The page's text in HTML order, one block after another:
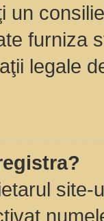
un
furniza
legale